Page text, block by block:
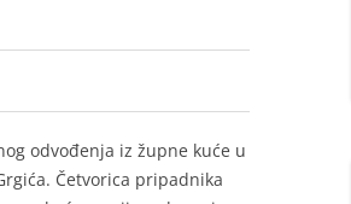
odvođenja iz župne kuće u
Četvorica pripadnika